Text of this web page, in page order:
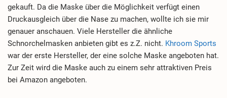
gekauft. Da die Maske über die Möglichkeit verfügt einen
Druckausgleich über die Nase zu machen, wollte ich sie mir
genauer anschauen. Viele Hersteller die ähnliche
Schnorchelmasken anbieten gibt es z.Z. nicht. Khroom Sports
war der erste Hersteller, der eine solche Maske angeboten hat.
Zur Zeit wird die Maske auch zu einem sehr attraktiven Preis
bei Amazon angeboten.